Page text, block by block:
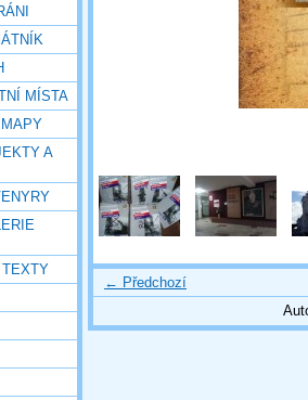
MÍSTA
A
← Předchozí